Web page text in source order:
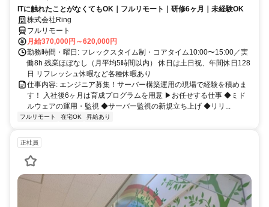
ITに触れたことがなくてもOK｜フルリモート｜研修6ヶ月｜未経験OK
株式会社Ring
フルリモート
月給370,000円～620,000円
勤務時間・曜日: フレックスタイム制・コアタイム10:00〜15:00／実
働8h 残業ほぼなし（月平均5時間以内） 休日は土日祝、年間休日128
日 リフレッシュ休暇など各種休暇あり
仕事内容: エンジニア募集！サーバー構築運用の現場で経験を積めま
す！ 入社後6ヶ月は育成プログラムを用意 ▶お任せする仕事 ◆ミド
ルウェアの運用・監視 ◆サーバー監視の新規立ち上げ ◆リリ...
フルリモート 在宅OK 昇給あり
正社員